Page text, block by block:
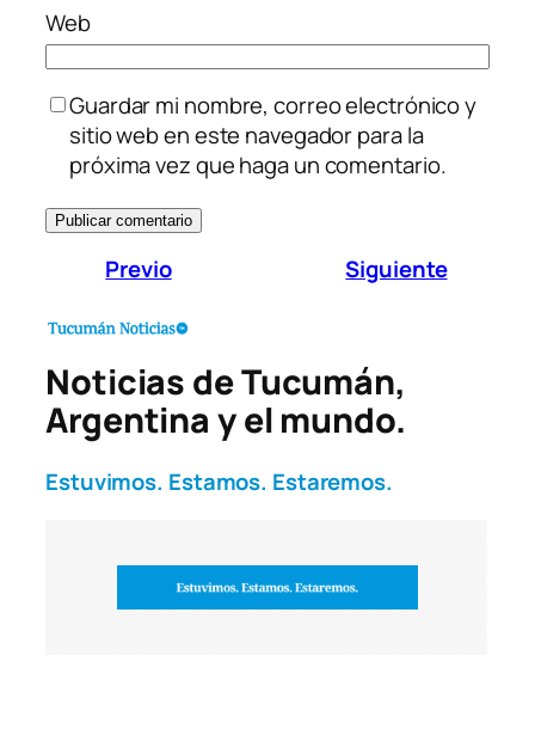
Web
Guardar mi nombre, correo electrónico y
sitio web en este navegador para la
próxima vez que haga un comentario.
Previo Siguiente
Noticias de Tucumán,
Argentina y el mundo.
Estuvimos. Estamos. Estaremos.